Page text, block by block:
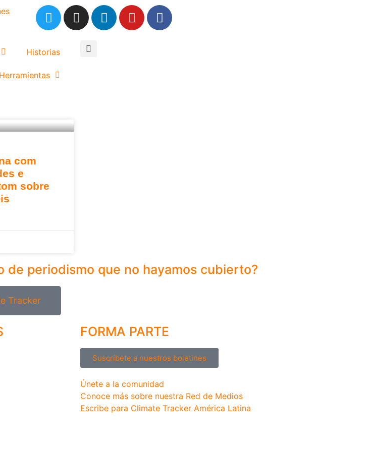
Historias
Herramientas
com
e
sobre
de periodismo que no hayamos cubierto?
Tracker
FORMA PARTE
Suscríbete a nuestros boletines
Únete a la comunidad
Conoce más sobre nuestra Red de Medios
Escribe para Climate Tracker América Latina